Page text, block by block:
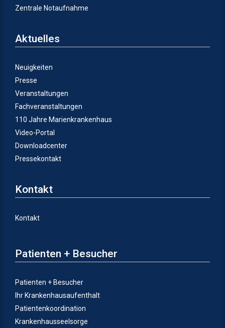
Zentrale Notaufnahme
Aktuelles
Neuigkeiten
Presse
Veranstaltungen
Fachveranstaltungen
110 Jahre Marienkrankenhaus
Video-Portal
Downloadcenter
Pressekontakt
Kontakt
Kontakt
Patienten + Besucher
Patienten + Besucher
Ihr Krankenhausaufenthalt
Patientenkoordination
Krankenhausseelsorge